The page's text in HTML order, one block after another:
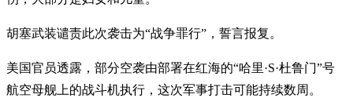
胡塞武装谴责此次袭击为“战争罪行”，誓言报复。
美国官员透露，部分空袭由部署在红海的“哈里·S·杜鲁门”号
航空母舰上的战斗机执行，这次军事打击可能持续数周。